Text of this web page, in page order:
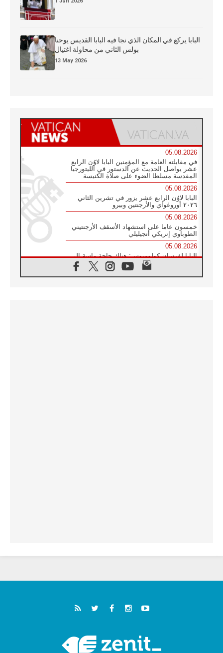
البابا يركع في المكان الذي نجا فيه البابا القديس يوحنا
بولس الثاني من محاولة اغتيال
13 May 2026
05.08.2026
في مقابلته العامة مع المؤمنين البابا لاوُن الرابع
عشر يواصل الحديث عن الدستور في الليتورجيا
المقدسة مسلطا الضوء على صلاة الكنيسة
05.08.2026
البابا لاوُن الرابع عشر يزور في تشرين الثاني
٢٠٢٦ أوروغواي والأرجنتين وبيرو
05.08.2026
خمسون عاما على استشهاد الأسقف الأرجنتيني
الطوباوي إنريكي أنجيليلي
05.08.2026
البابا لفرسان كولومبوس: هناك حاجة ماسة إلى
أنبياء تناغم يسعون إلى بناء الجسور
04.08.2026